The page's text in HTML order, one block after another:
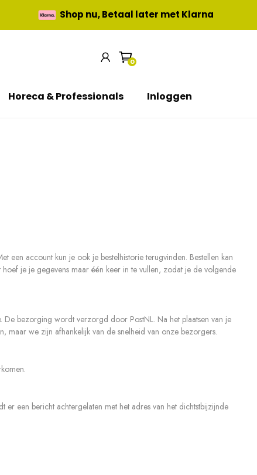
Shop nu, Betaal later met Klarna
0
Horeca & Professionals Inloggen
een account kun je ook je bestelhistorie terugvinden. Bestellen kan
je je gegevens maar één keer in te vullen, zodat je de volgende
bezorging wordt verzorgd door PostNL. Na het plaatsen van je
maar we zijn afhankelijk van de snelheid van onze bezorgers.
een bericht achtergelaten met het adres van het dichtstbijzijnde